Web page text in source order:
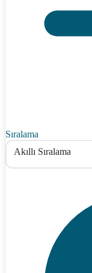
Sıralama
Akıllı Sıralama